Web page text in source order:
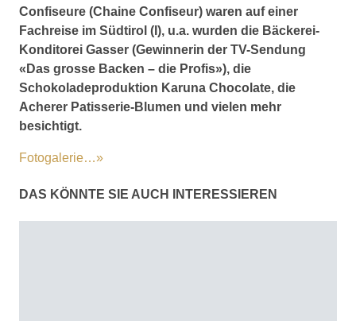
Confiseure (Chaine Confiseur) waren auf einer
Fachreise im Südtirol (I), u.a. wurden die Bäcke­rei-
Konditorei Gasser (Gewinnerin der TV-Sendung
«Das grosse Backen – die Profis»), die
Schokoladeproduktion Karuna Chocolate, die
Acherer Patisserie-Blumen und vielen mehr
besichtigt.
Fotogalerie…»
DAS KÖNNTE SIE AUCH INTERESSIEREN